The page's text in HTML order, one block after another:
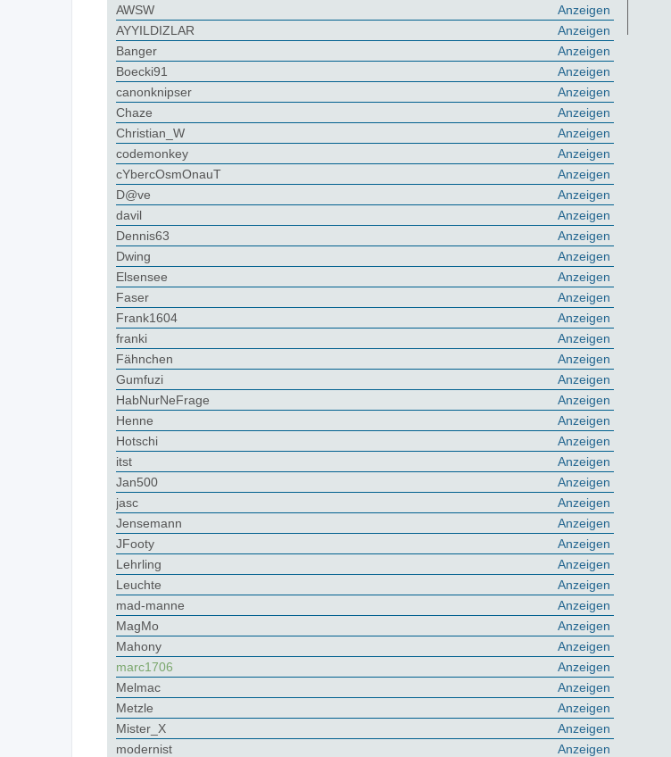
Anzeigen
AWSW
Anzeigen
AYYILDIZLAR
Anzeigen
Banger
Anzeigen
Boecki91
Anzeigen
canonknipser
Anzeigen
Chaze
Anzeigen
Christian_W
Anzeigen
codemonkey
Anzeigen
cYbercOsmOnauT
Anzeigen
D@ve
Anzeigen
davil
Anzeigen
Dennis63
Anzeigen
Dwing
Anzeigen
Elsensee
Anzeigen
Faser
Anzeigen
Frank1604
Anzeigen
franki
Anzeigen
Fähnchen
Anzeigen
Gumfuzi
Anzeigen
HabNurNeFrage
Anzeigen
Henne
Anzeigen
Hotschi
Anzeigen
itst
Anzeigen
Jan500
Anzeigen
jasc
Anzeigen
Jensemann
Anzeigen
JFooty
Anzeigen
Lehrling
Anzeigen
Leuchte
Anzeigen
mad-manne
Anzeigen
MagMo
Anzeigen
Mahony
Anzeigen
marc1706
Anzeigen
Melmac
Anzeigen
Metzle
Anzeigen
Mister_X
Anzeigen
modernist